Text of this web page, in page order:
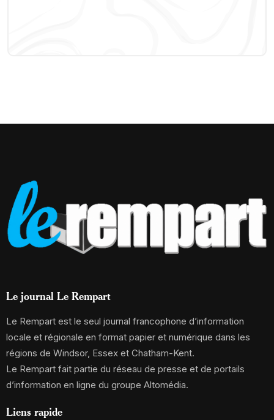
Le journal Le Rempart
Le Rempart est le seul journal francophone d’information
locale et régionale en format papier et numérique dans les
régions de Windsor, Essex et Chatham-Kent.
Le Rempart fait partie du réseau de presse et de portails
d’information en ligne du groupe Altomédia.
Liens rapide